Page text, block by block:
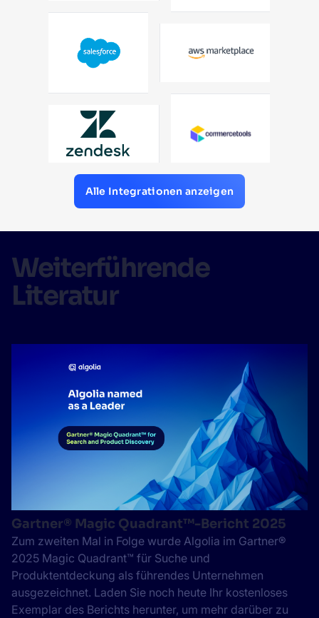
Alle Integrationen anzeigen
Weiterführende
Literatur
Gartner® Magic Quadrant™-Bericht 2025
Zum zweiten Mal in Folge wurde Algolia im Gartner®
2025 Magic Quadrant™ für Suche und
Produktentdeckung als führendes Unternehmen
ausgezeichnet. Laden Sie noch heute Ihr kostenloses
Exemplar des Berichts herunter, um mehr darüber zu